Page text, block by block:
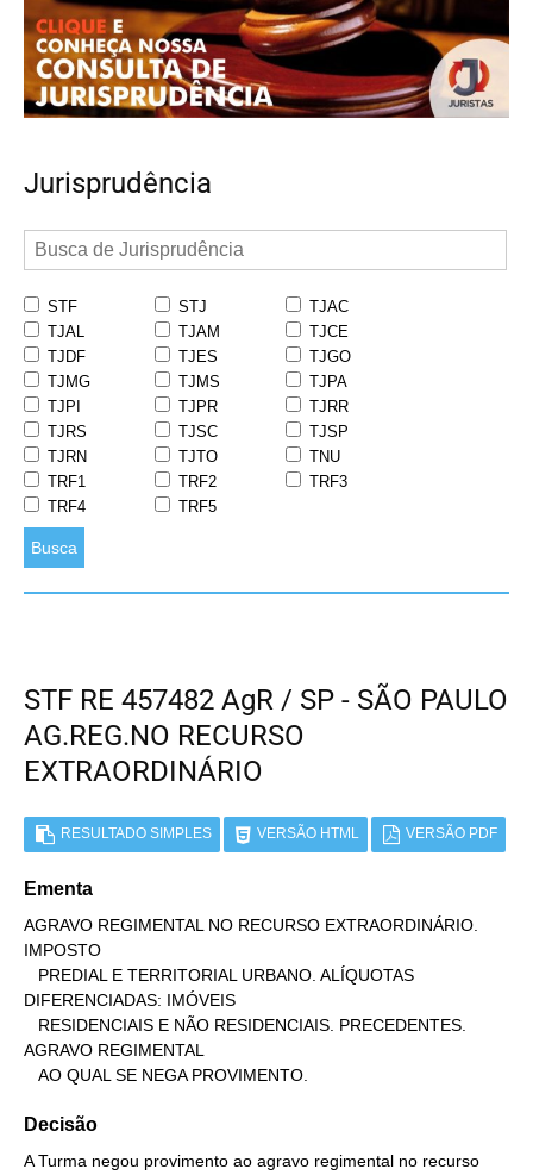
Jurisprudência
STF STJ
TJAC
TJAL
TJAM
TJCE
TJDF
TJES
TJGO
TJMG
TJMS
TJPA
TJPI
TJPR
TJRR
TJRS
TJSC
TJSP
TJRN
TJTO
TNU
TRF1
TRF2
TRF3
TRF4
TRF5
Busca
STF RE 457482 AgR / SP - SÃO PAULO
AG.REG.NO RECURSO
EXTRAORDINÁRIO
RESULTADO SIMPLES VERSÃO HTML VERSÃO PDF
Ementa
AGRAVO REGIMENTAL NO RECURSO EXTRAORDINÁRIO.
IMPOSTO
DIFERENCIADAS: IMÓVEIS
AGRAVO REGIMENTAL
   AO QUAL SE NEGA PROVIMENTO.
Decisão
A Turma negou provimento ao agravo regimental no recurso